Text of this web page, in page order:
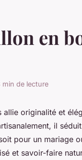
en
min de lecture
originalité et
il
pour un mariage
et savoir-faire